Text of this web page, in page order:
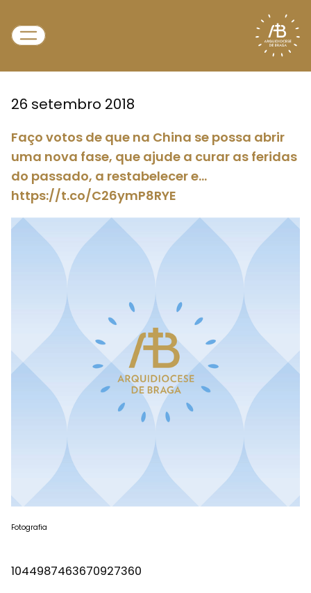
26 setembro 2018
Faço votos de que na China se possa abrir
uma nova fase, que ajude a curar as feridas
do passado, a restabelecer e…
https://t.co/C26ymP8RYE
Fotografia
1044987463670927360